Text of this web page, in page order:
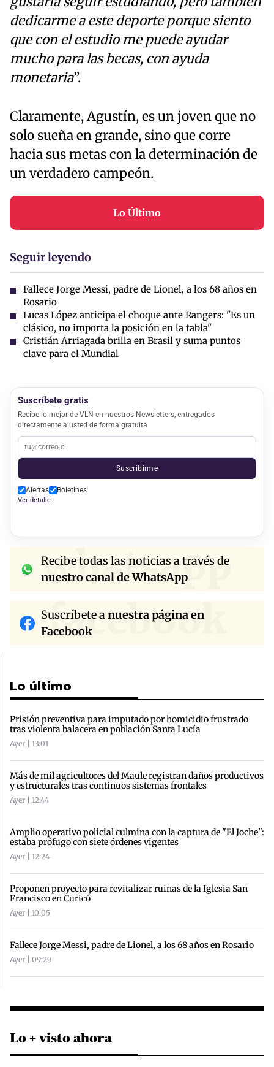
dedicarme a este deporte porque siento
que con el estudio me puede ayudar
mucho para las becas, con ayuda
monetaria”.
Claramente, Agustín, es un joven que no
solo sueña en grande, sino que corre
hacia sus metas con la determinación de
un verdadero campeón.
Lo Último
Seguir leyendo
Fallece Jorge Messi, padre de Lionel, a los 68 años en
Rosario
Lucas López anticipa el choque ante Rangers: "Es un
clásico, no importa la posición en la tabla"
Cristián Arriagada brilla en Brasil y suma puntos
clave para el Mundial
Suscríbete gratis
Recibe lo mejor de VLN en nuestros Newsletters, entregados
directamente a usted de forma gratuita
Suscribirme
Alertas Boletines
Ver detalle
whatsapp
Recibe todas las noticias a través de
nuestro canal de WhatsApp
facebook
Suscríbete anuestra página en
Facebook
Lo último
Prisión preventiva para imputado por homicidio frustrado
tras violenta balacera en población Santa Lucía
Ayer | 13:01
Más de mil agricultores del Maule registran daños productivos
y estructurales tras continuos sistemas frontales
Ayer | 12:44
Amplio operativo policial culmina con la captura de "El Joche":
estaba prófugo con siete órdenes vigentes
Ayer | 12:24
Proponen proyecto para revitalizar ruinas de la Iglesia San
Francisco en Curicó
Ayer | 10:05
Fallece Jorge Messi, padre de Lionel, a los 68 años en Rosario
Ayer | 09:29
Lo + visto ahora